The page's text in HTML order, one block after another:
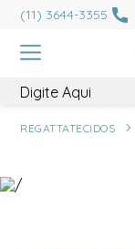
(11) 3644-3355
REGATTATECIDOS